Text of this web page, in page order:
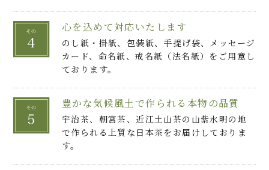
心を込めて対応いたします
のし紙・掛紙、包装紙、手提げ袋、メッセージ
カード、命名紙、戒名紙（法名紙）をご用意し
ております。
豊かな気候風土で作られる本物の品質
宇治茶、朝宮茶、近江土山茶の山紫水明の地
で作られる上質な日本茶をお届けしておりま
す。